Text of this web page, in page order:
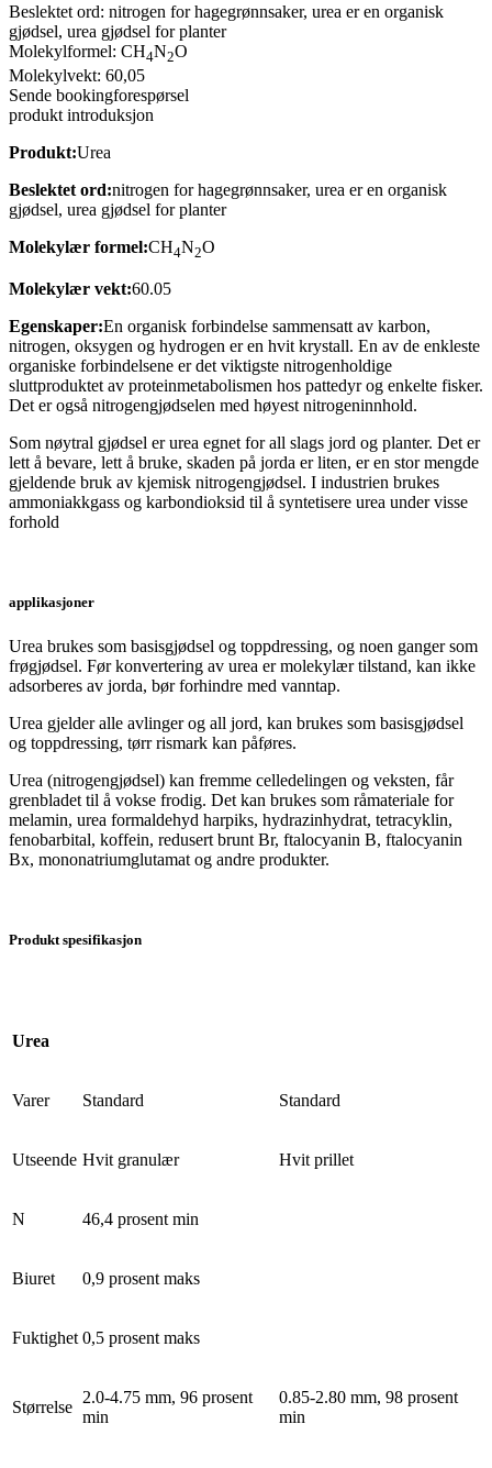
Beslektet ord: nitrogen for hagegrønnsaker, urea er en organisk
gjødsel, urea gjødsel for planter
Molekylformel: CH4N2O
Molekylvekt: 60,05
Sende bookingforespørsel
produkt introduksjon
Produkt:Urea
Beslektet ord:nitrogen for hagegrønnsaker, urea er en organisk
gjødsel, urea gjødsel for planter
Molekylær formel:CH4N2O
Molekylær vekt:60.05
Egenskaper:En organisk forbindelse sammensatt av karbon,
nitrogen, oksygen og hydrogen er en hvit krystall. En av de enkleste
organiske forbindelsene er det viktigste nitrogenholdige
sluttproduktet av proteinmetabolismen hos pattedyr og enkelte fisker.
Det er også nitrogengjødselen med høyest nitrogeninnhold.
Som nøytral gjødsel er urea egnet for all slags jord og planter. Det er
lett å bevare, lett å bruke, skaden på jorda er liten, er en stor mengde
gjeldende bruk av kjemisk nitrogengjødsel. I industrien brukes
ammoniakkgass og karbondioksid til å syntetisere urea under visse
forhold
applikasjoner
Urea brukes som basisgjødsel og toppdressing, og noen ganger som
frøgjødsel. Før konvertering av urea er molekylær tilstand, kan ikke
adsorberes av jorda, bør forhindre med vanntap.
Urea gjelder alle avlinger og all jord, kan brukes som basisgjødsel
og toppdressing, tørr rismark kan påføres.
Urea (nitrogengjødsel) kan fremme celledelingen og veksten, får
grenbladet til å vokse frodig. Det kan brukes som råmateriale for
melamin, urea formaldehyd harpiks, hydrazinhydrat, tetracyklin,
fenobarbital, koffein, redusert brunt Br, ftalocyanin B, ftalocyanin
Bx, mononatriumglutamat og andre produkter.
Produkt spesifikasjon
Urea
Varer Standard Standard
Utseende Hvit granulær Hvit prillet
N 46,4 prosent min
Biuret 0,9 prosent maks
Fuktighet 0,5 prosent maks
Størrelse
2.0-4.75 mm, 96 prosent
min
0.85-2.80 mm, 98 prosent
min